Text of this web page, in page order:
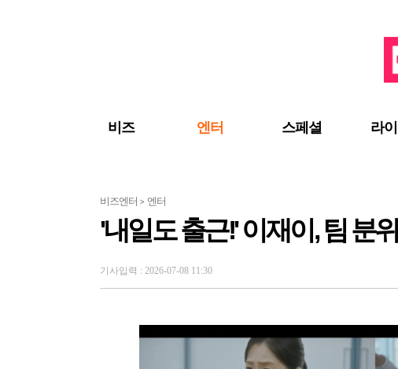
비즈 엔터 스페셜 라
비즈엔터 > 엔터
'내일도 출근!' 이재이, 팀 분
기사입력 : 2026-07-08 11:30